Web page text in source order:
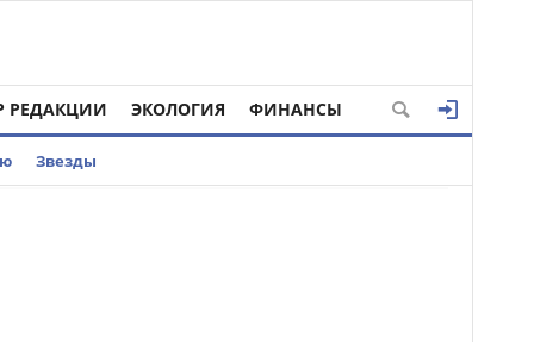
РЕДАКЦИИ ЭКОЛОГИЯ ФИНАНСЫ
Звезды